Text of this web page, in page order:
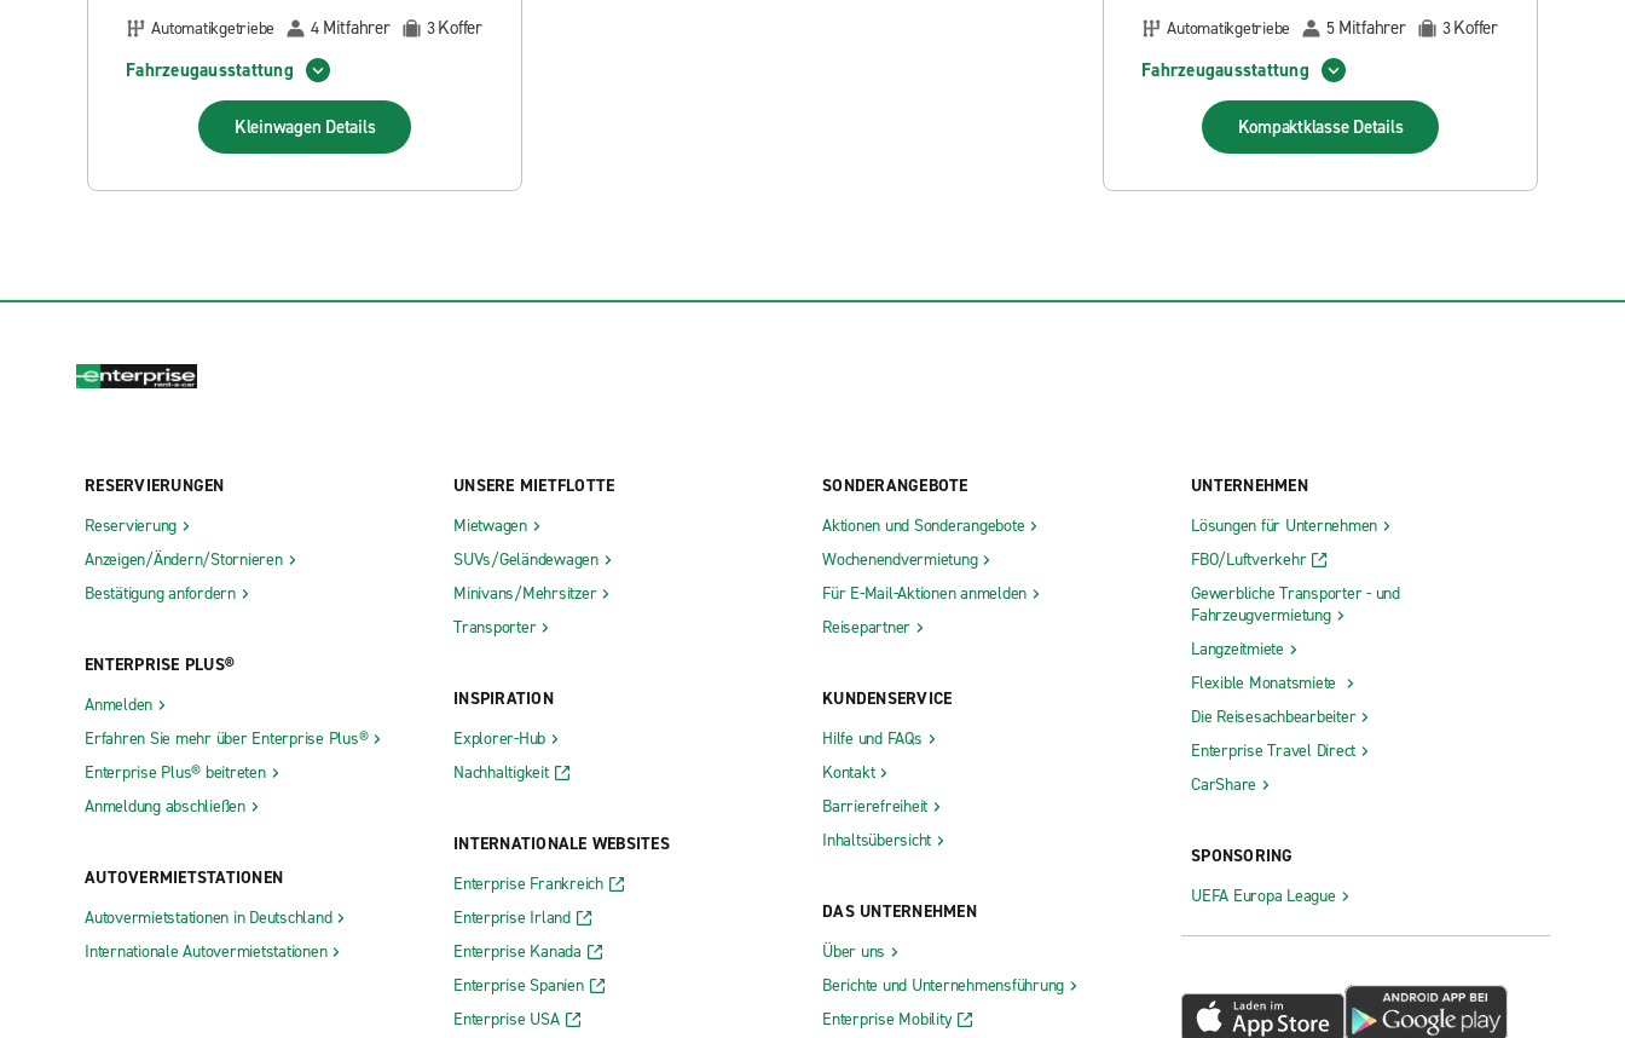
Automatikgetriebe
4 Mitfahrer 3Koffer
Fahrzeugausstattung
Kleinwagen Details
Automatikgetriebe
5 Mitfahrer 3Koffer
Fahrzeugausstattung
Kompaktklasse Details
RESERVIERUNGEN
Reservierung
Anzeigen/Ändern/Stornieren
Bestätigung anfordern
ENTERPRISE PLUS®
Anmelden
Erfahren Sie mehr über Enterprise Plus®
Enterprise Plus® beitreten
Anmeldung abschließen
AUTOVERMIETSTATIONEN
Autovermietstationen in Deutschland
Internationale Autovermietstationen
UNSERE MIETFLOTTE
Mietwagen
SUVs/Geländewagen
Minivans/Mehrsitzer
Transporter
INSPIRATION
Explorer-Hub
Nachhaltigkeit
INTERNATIONALE WEBSITES
Enterprise Frankreich
Enterprise Irland
Enterprise Kanada
Enterprise Spanien
Enterprise USA
SONDERANGEBOTE
Aktionen und Sonderangebote
Wochenendvermietung
Für E-Mail-Aktionen anmelden
Reisepartner
KUNDENSERVICE
Hilfe und FAQs
Kontakt
Barrierefreiheit
Inhaltsübersicht
DAS UNTERNEHMEN
Über uns
Berichte und Unternehmensführung
Enterprise Mobility
UNTERNEHMEN
Lösungen für Unternehmen
FBO/Luftverkehr
Gewerbliche Transporter - und
Fahrzeugvermietung
Langzeitmiete
Flexible Monatsmiete
Die Reisesachbearbeiter
Enterprise Travel Direct
CarShare
SPONSORING
UEFA Europa League